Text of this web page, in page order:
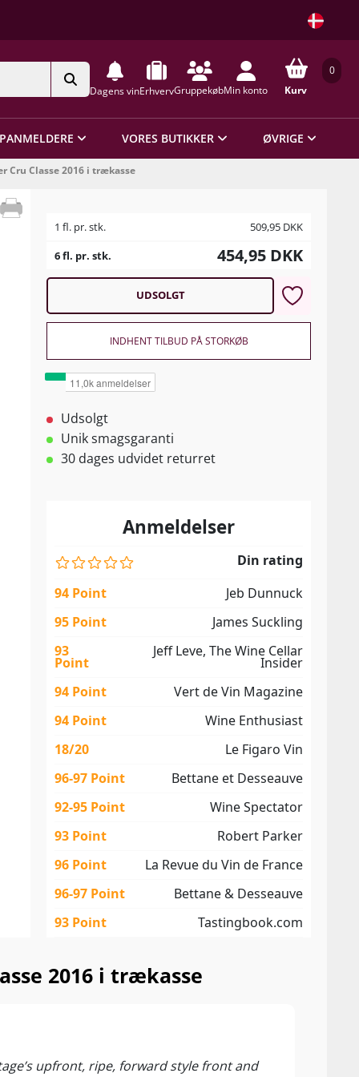
Dagens vinErhvervGruppekøbMin konto
0
Kurv
VORES BUTIKKER ØVRIGE
Cru Classe 2016 i trækasse
1 fl. pr. stk. 509,95 DKK
6 fl. pr. stk.
454,95 DKK
UDSOLGT
INDHENT TILBUD PÅ STORKØB
Udsolgt
Unik smagsgaranti
30 dages udvidet returret
Anmeldelser
Din rating
94 Point
Jeb Dunnuck
95 Point
James Suckling
93
Point
Jeff Leve, The Wine Cellar
Insider
94 Point
Vert de Vin Magazine
94 Point
Wine Enthusiast
18/20
Le Figaro Vin
96-97 Point
Bettane et Desseauve
92-95 Point
Wine Spectator
93 Point
Robert Parker
96 Point
La Revue du Vin de France
96-97 Point
Bettane & Desseauve
93 Point
Tastingbook.com
2016 i trækasse
upfront, ripe, forward style front and